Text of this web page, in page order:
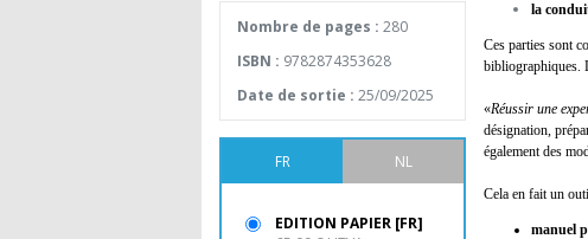
la
Ces parties sont
bibliographiques.
«Réussir une
désignation,
également des
Cela en fait un
manuel
Nombre de pages : 280
ISBN : 9782874353628
Date de sortie : 25/09/2025
FR NL
EDITION PAPIER [FR]